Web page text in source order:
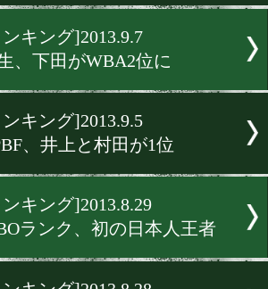
ク
[ランキング]2013.9.13
井上がWBC10位に
[ランキング]2013.9.7
粟生、下田がWBA2位に